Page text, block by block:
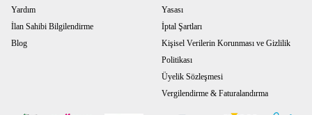
Yardım
İlan Sahibi Bilgilendirme
Blog
Yasası
İptal Şartları
Kişisel Verilerin Korunması ve Gizlilik
Politikası
Üyelik Sözleşmesi
Vergilendirme & Faturalandırma